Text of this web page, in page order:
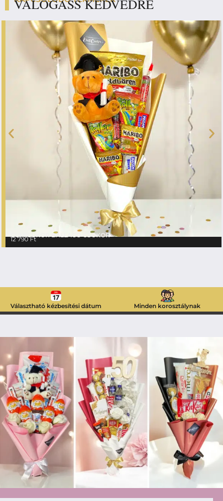
VÁLOGASS KEDVEDRE
GUMICUKOR BALLAGÓ CSOKOR
12 790Ft
Választható kézbesítési dátum Minden korosztálynak